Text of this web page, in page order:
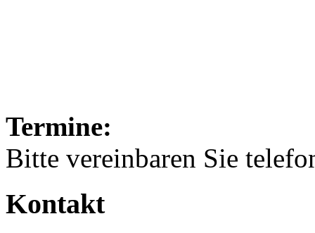
Termine:
Bitte vereinbaren Sie
Kontakt